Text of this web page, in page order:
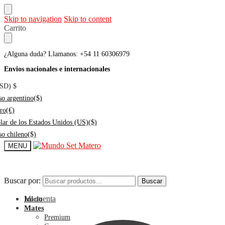
Skip to navigation Skip to content
Carrito
¿Alguna duda? Llamanos: +54 11 60306979
Envios nacionales e internacionales
$
argentino($)
(€)
de los Estados Unidos (US)($)
chileno($)
MENU
Buscar por: Buscar
Mi cuenta
Buscar por: Buscar
Inicio
Mates
Premium